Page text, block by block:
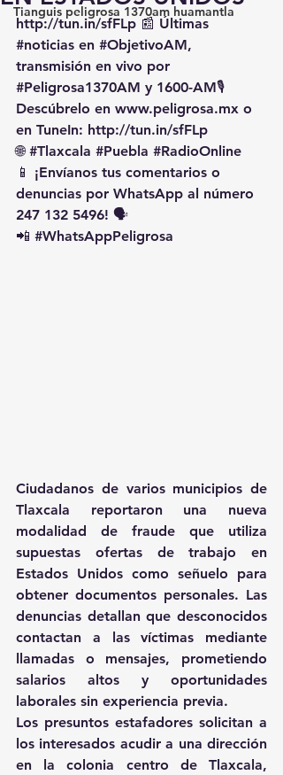
Tianguis peligrosa 1370am huamantla
http://tun.in/sfFLp 📰 Últimas
#noticias en #ObjetivoAM,
transmisión en vivo por
#Peligrosa1370AM y 1600-AM🎙️
Descúbrelo en www.peligrosa.mx o
en TuneIn: http://tun.in/sfFLp
🌐 #Tlaxcala #Puebla #RadioOnline
📱 ¡Envíanos tus comentarios o
denuncias por WhatsApp al número
247 132 5496! 🗣️
📲 #WhatsAppPeligrosa
Ciudadanos de varios municipios de
Tlaxcala reportaron una nueva
modalidad de fraude que utiliza
supuestas ofertas de trabajo en
Estados Unidos como señuelo para
obtener documentos personales. Las
denuncias detallan que desconocidos
contactan a las víctimas mediante
llamadas o mensajes, prometiendo
salarios altos y oportunidades
laborales sin experiencia previa.
Los presuntos estafadores solicitan a
los interesados acudir a una dirección
en la colonia centro de Tlaxcala,